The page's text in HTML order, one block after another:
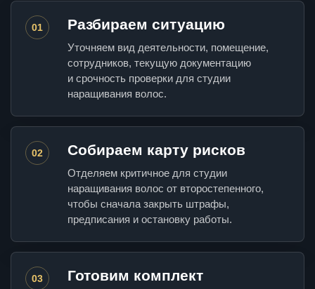
01 Разбираем ситуацию
Уточняем вид деятельности, помещение,
сотрудников, текущую документацию
и срочность проверки для студии
наращивания волос.
02 Собираем карту рисков
Отделяем критичное для студии
наращивания волос от второстепенного,
чтобы сначала закрыть штрафы,
предписания и остановку работы.
03 Готовим комплект